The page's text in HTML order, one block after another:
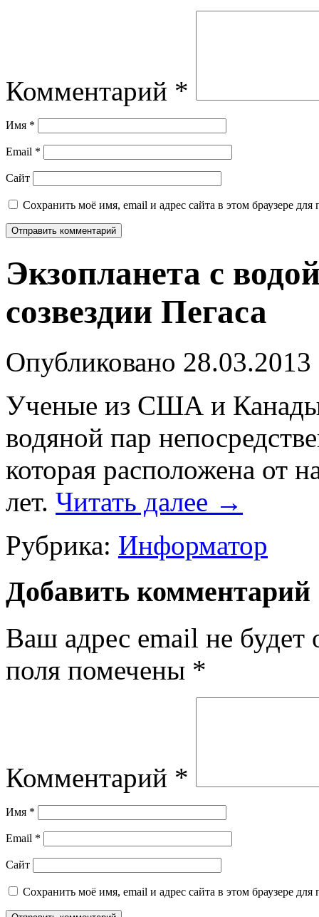
Комментарий *
Имя *
Email *
Сайт
Сохранить моё имя, email и адрес сайта в этом браузере
Экзопланета с
созвездии Пегаса
Опубликовано 28.03.2013
Ученые из США и Канады
водяной пар
которая расположена от
лет. Читать далее →
Рубрика: Информатор
Добавить комментарий
Ваш адрес email не будет
поля помечены *
Комментарий *
Имя *
Email *
Сайт
Сохранить моё имя, email и адрес сайта в этом браузере